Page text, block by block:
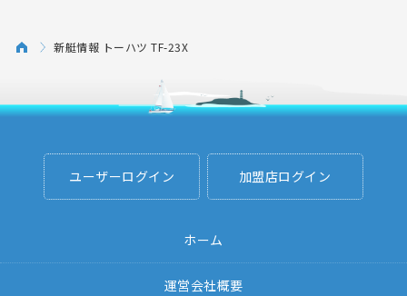
新艇情報 トーハツ TF-23X
ユーザーログイン 加盟店ログイン
ホーム
運営会社概要